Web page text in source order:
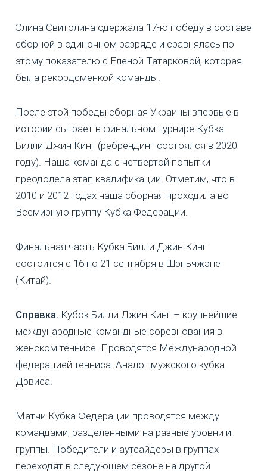
Элина Свитолина одержала 17-ю победу в составе
сборной в одиночном разряде и сравнялась по
этому показателю с Еленой Татарковой, которая
была рекордсменкой команды.
После этой победы сборная Украины впервые в
истории сыграет в финальном турнире Кубка
Билли Джин Кинг (ребрендинг состоялся в 2020
году). Наша команда с четвертой попытки
преодолела этап квалификации. Отметим, что в
2010 и 2012 годах наша сборная проходила во
Всемирную группу Кубка Федерации.
Финальная часть Кубка Билли Джин Кинг
состоится с 16 по 21 сентября в Шэньчжэне
(Китай).
Справка. Кубок Билли Джин Кинг – крупнейшие
международные командные соревнования в
женском теннисе. Проводятся Международной
федерацией тенниса. Аналог мужского кубка
Дэвиса.
Матчи Кубка Федерации проводятся между
командами, разделенными на разные уровни и
группы. Победители и аутсайдеры в группах
переходят в следующем сезоне на другой